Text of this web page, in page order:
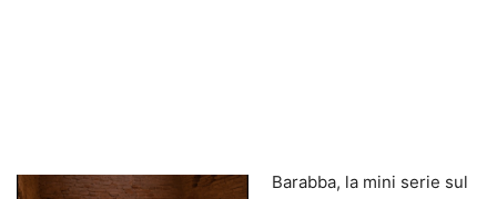
Barabba, la mini serie sul